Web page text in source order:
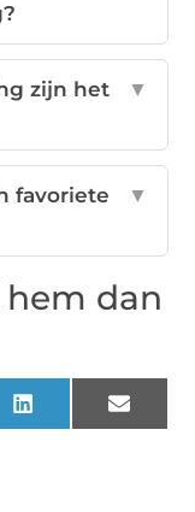
zijn het
▼
favoriete
▼
hem dan
LinkedIn Email